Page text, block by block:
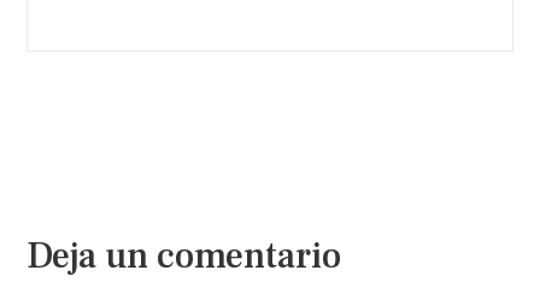
Deja un comentario